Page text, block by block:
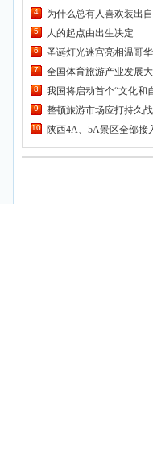
4 为什么总有人喜欢装出
5 人的起点由出生决定
6 圣诞灯光迷宫亮相温哥华
7 全国体育旅游产业发展
8 我国将启动首个“文化和
9 整顿旅游市场应打持久战
10 陕西4A、5A景区全部接
1 坚守在春运路上的那些